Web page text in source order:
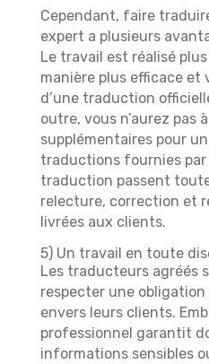
Cependant, faire
expert a plusieurs
Le travail est réalisé
manière plus efficace et
d’une traduction
outre, vous n’aurez pas
supplémentaires pour
traductions fournies par
traduction passent
relecture, correction et
livrées aux clients.
5) Un travail en toute
Les traducteurs agréés
respecter une
envers leurs clients.
professionnel garantit
informations sensibles